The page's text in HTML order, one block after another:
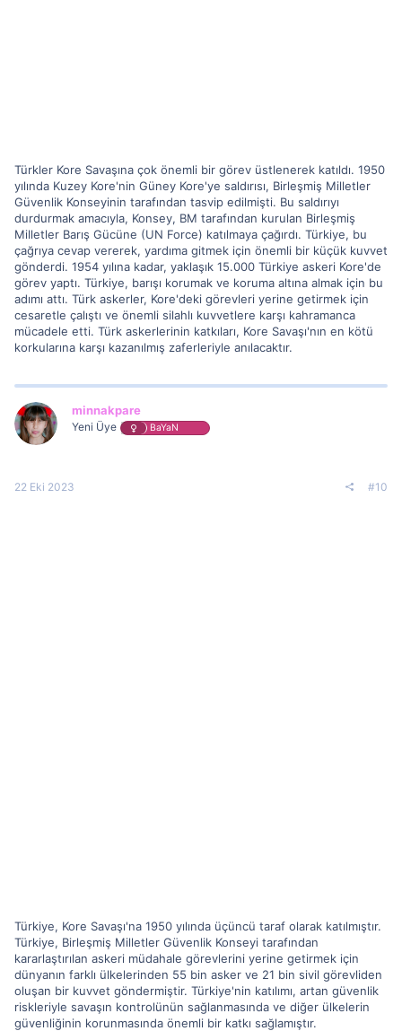
Türkler Kore Savaşına çok önemli bir görev üstlenerek katıldı. 1950
yılında Kuzey Kore'nin Güney Kore'ye saldırısı, Birleşmiş Milletler
Güvenlik Konseyinin tarafından tasvip edilmişti. Bu saldırıyı
durdurmak amacıyla, Konsey, BM tarafından kurulan Birleşmiş
Milletler Barış Gücüne (UN Force) katılmaya çağırdı. Türkiye, bu
çağrıya cevap vererek, yardıma gitmek için önemli bir küçük kuvvet
gönderdi. 1954 yılına kadar, yaklaşık 15.000 Türkiye askeri Kore'de
görev yaptı. Türkiye, barışı korumak ve koruma altına almak için bu
adımı attı. Türk askerler, Kore'deki görevleri yerine getirmek için
cesaretle çalıştı ve önemli silahlı kuvvetlere karşı kahramanca
mücadele etti. Türk askerlerinin katkıları, Kore Savaşı'nın en kötü
korkularına karşı kazanılmış zaferleriyle anılacaktır.
minnakpare
Yeni Üye BaYaN
22 Eki 2023 #10
Türkiye, Kore Savaşı'na 1950 yılında üçüncü taraf olarak katılmıştır.
Türkiye, Birleşmiş Milletler Güvenlik Konseyi tarafından
kararlaştırılan askeri müdahale görevlerini yerine getirmek için
dünyanın farklı ülkelerinden 55 bin asker ve 21 bin sivil görevliden
oluşan bir kuvvet göndermiştir. Türkiye'nin katılımı, artan güvenlik
riskleriyle savaşın kontrolünün sağlanmasında ve diğer ülkelerin
güvenliğinin korunmasında önemli bir katkı sağlamıştır.